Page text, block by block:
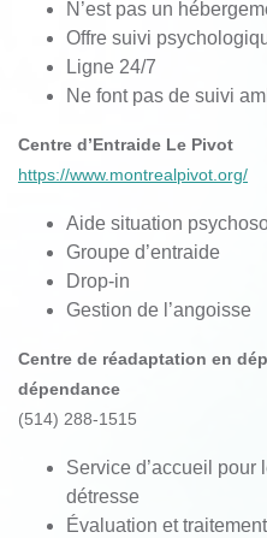
N’est pas un
Offre suivi
Ligne 24/7
Ne font pas de suivi
Centre d’Entraide Le Pivot
https://www.montrealpivot.org/
Aide situation
Groupe d’entraide
Drop-in
Gestion de l’angoisse
Centre de réadaptation en
dépendance
(514) 288-1515
Service d’accueil pour
détresse
Évaluation et